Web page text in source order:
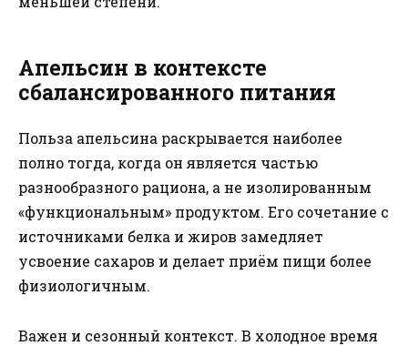
Апельсин в контексте
сбалансированного питания
Польза апельсина раскрывается наиболее
полно тогда, когда он является частью
разнообразного рациона, а не изолированным
«функциональным» продуктом. Его сочетание с
источниками белка и жиров замедляет
усвоение сахаров и делает приём пищи более
физиологичным.
Важен и сезонный контекст. В холодное время